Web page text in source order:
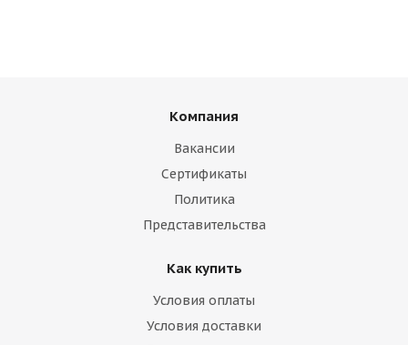
Компания
Вакансии
Сертификаты
Политика
Представительства
Как купить
Условия оплаты
Условия доставки